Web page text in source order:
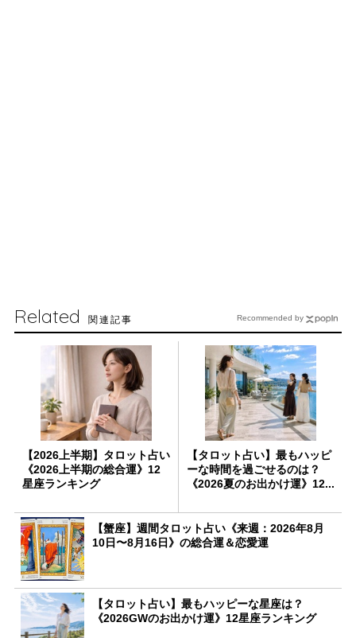
Related 関連記事
【2026上半期】タロット占い
《2026上半期の総合運》12
星座ランキング
【タロット占い】最もハッピ
ーな時間を過ごせるのは？
《2026夏のお出かけ運》12...
【蟹座】週間タロット占い《来週：2026年8月
10日〜8月16日》の総合運＆恋愛運
【タロット占い】最もハッピーな星座は？
《2026GWのお出かけ運》12星座ランキング
Recommended by